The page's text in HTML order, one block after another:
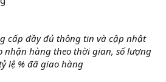
cấp đầy đủ thông tin và cập nhật
nhận hàng theo thời gian, số lượng
lệ % đã giao hàng